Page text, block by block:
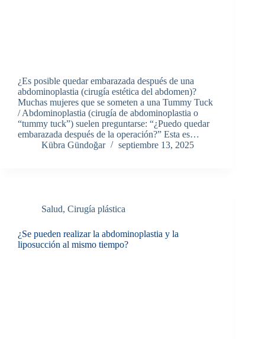
¿Es posible quedar embarazada después de una
abdominoplastia (cirugía estética del abdomen)?
Muchas mujeres que se someten a una Tummy Tuck
/ Abdominoplastia (cirugía de abdominoplastia o
“tummy tuck”) suelen preguntarse: “¿Puedo quedar
embarazada después de la operación?” Esta es…
Kübra Gündoğar
septiembre 13, 2025
Salud, Cirugía plástica
¿Se pueden realizar la abdominoplastia y la
liposucción al mismo tiempo?